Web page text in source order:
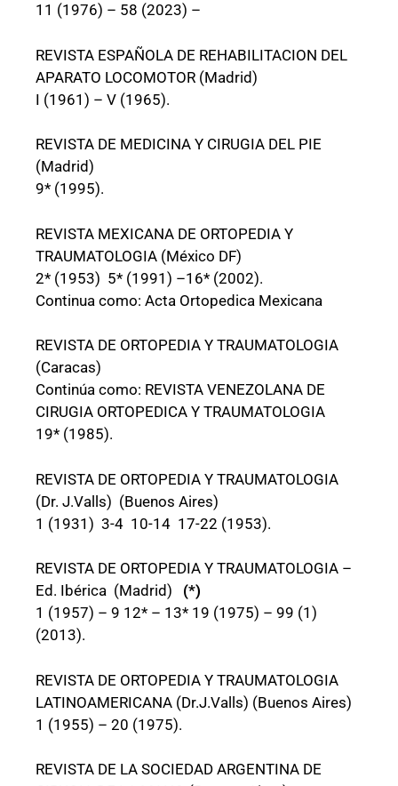
11 (1976) – 58 (2023) –
REVISTA ESPAÑOLA DE REHABILITACION DEL
APARATO LOCOMOTOR (Madrid)
I (1961) – V (1965).
REVISTA DE MEDICINA Y CIRUGIA DEL PIE
(Madrid)
9* (1995).
REVISTA MEXICANA DE ORTOPEDIA Y
TRAUMATOLOGIA (México DF)
2* (1953) 5* (1991) –16* (2002).
Continua como: Acta Ortopedica Mexicana
REVISTA DE ORTOPEDIA Y TRAUMATOLOGIA
(Caracas)
Continúa como: REVISTA VENEZOLANA DE
CIRUGIA ORTOPEDICA Y TRAUMATOLOGIA
19* (1985).
REVISTA DE ORTOPEDIA Y TRAUMATOLOGIA
(Dr. J.Valls) (Buenos Aires)
1 (1931) 3-4 10-14 17-22 (1953).
REVISTA DE ORTOPEDIA Y TRAUMATOLOGIA –
Ed. Ibérica (Madrid) (*)
1 (1957) – 9 12* – 13* 19 (1975) – 99 (1)
(2013).
REVISTA DE ORTOPEDIA Y TRAUMATOLOGIA
LATINOAMERICANA (Dr.J.Valls) (Buenos Aires)
1 (1955) – 20 (1975).
REVISTA DE LA SOCIEDAD ARGENTINA DE